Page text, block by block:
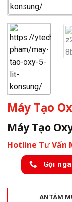
Máy Tạo
Máy Tạo
Hotline Tư Vấn
Gọi
AN TÂM